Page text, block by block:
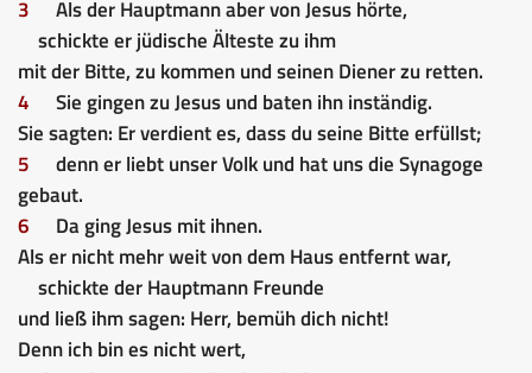
3
Als der Hauptmann aber von Jesus hörte,
schickte er jüdische Älteste zu ihm
mit der Bitte, zu kommen und seinen Diener zu retten.
4
Sie gingen zu Jesus und baten ihn inständig.
Sie sagten: Er verdient es, dass du seine Bitte erfüllst;
5
denn er liebt unser Volk und hat uns die Synagoge
gebaut.
6
Da ging Jesus mit ihnen.
Als er nicht mehr weit von dem Haus entfernt war,
schickte der Hauptmann Freunde
und ließ ihm sagen: Herr, bemüh dich nicht!
Denn ich bin es nicht wert,